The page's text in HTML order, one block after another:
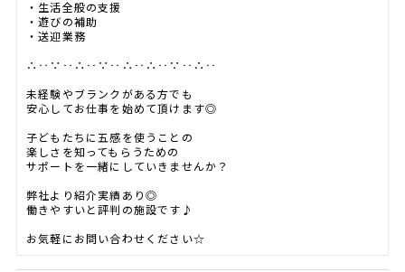
・生活全般の支援
・遊びの補助
・送迎業務
∴‥∵‥∴‥∵‥∴‥∴‥∵‥∴‥
未経験やブランクがある方でも
安心してお仕事を始めて頂けます◎
子どもたちに五感を使うことの
楽しさを知ってもらうための
サポートを一緒にしていきませんか？
弊社より紹介実績あり◎
働きやすいと評判の施設です♪
お気軽にお問い合わせください☆